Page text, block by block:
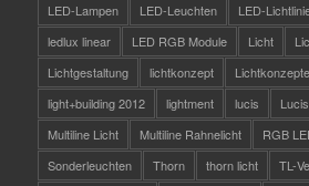
LED-Lampen
LED-Leuchten LED-
ledlux linear
LED RGB Module Licht
Lichtgestaltung
lichtkonzept Lichtkonzepte
light+building 2012
lightment lucis
Multiline Licht
Multiline Rahnelicht RGB
Sonderleuchten
Thorn thorn licht TL-